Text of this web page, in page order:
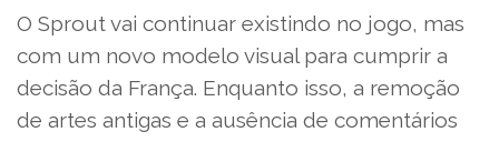
O Sprout vai continuar existindo no jogo, mas
com um novo modelo visual para cumprir a
decisão da França. Enquanto isso, a remoção
de artes antigas e a ausência de comentários